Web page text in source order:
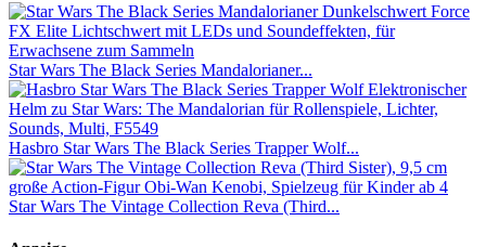
Star Wars The Black Series Mandalorianer...
Hasbro Star Wars The Black Series Trapper Wolf...
Star Wars The Vintage Collection Reva (Third...